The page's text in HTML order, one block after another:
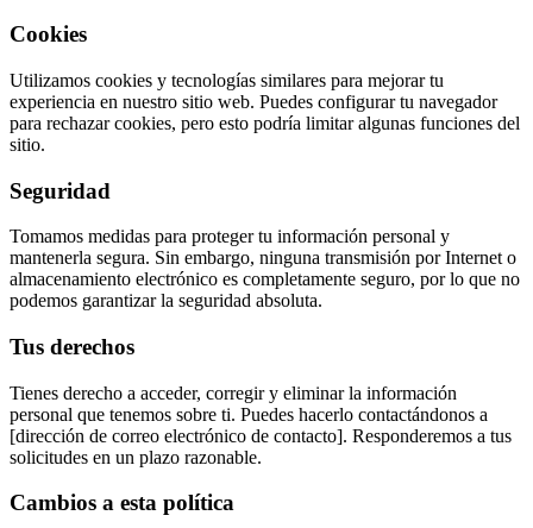
Cookies
Utilizamos cookies y tecnologías similares para mejorar tu
experiencia en nuestro sitio web. Puedes configurar tu navegador
para rechazar cookies, pero esto podría limitar algunas funciones del
sitio.
Seguridad
Tomamos medidas para proteger tu información personal y
mantenerla segura. Sin embargo, ninguna transmisión por Internet o
almacenamiento electrónico es completamente seguro, por lo que no
podemos garantizar la seguridad absoluta.
Tus derechos
Tienes derecho a acceder, corregir y eliminar la información
personal que tenemos sobre ti. Puedes hacerlo contactándonos a
[dirección de correo electrónico de contacto]. Responderemos a tus
solicitudes en un plazo razonable.
Cambios a esta política